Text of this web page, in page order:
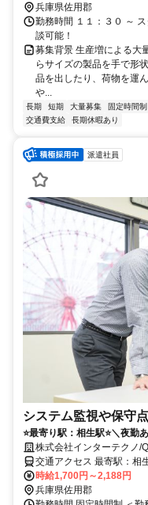
兵庫県佐用郡
勤務時間 １１：３０ ～
談可能！
募集背景 生産増による大
らサイズの製品を手で形
品を出したり、荷物を運
や...
長期 短期 大量募集 固定時間制
交通費支給
長期休暇あり
派遣社員
システム監視や保守
⭐️最寄り駅：相生駅⭐️＼夜勤
不要の実験サポート＊PC操
株式会社インターテクノ/
交通アクセス 最寄駅：相生駅 JR「相生」駅より車で25分 ※
インターから車で5分
時給1,700円～2,188円
兵庫県佐用郡